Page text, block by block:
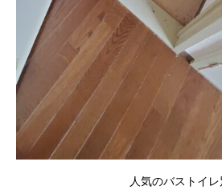
人気のバストイレ